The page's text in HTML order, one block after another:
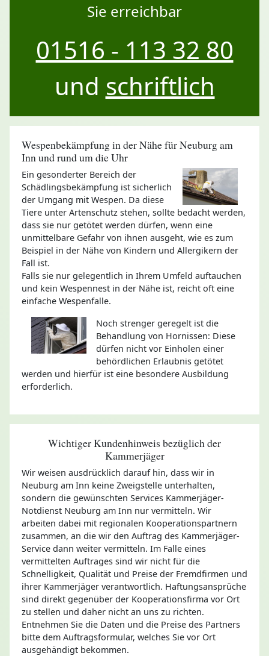
Sie erreichbar
01516 - 113 32 80
und schriftlich
Wespenbekämpfung in der Nähe für Neuburg am
Inn und rund um die Uhr
Ein gesonderter Bereich der
Schädlingsbekämpfung ist sicherlich
der Umgang mit Wespen. Da diese
Tiere unter Artenschutz stehen, sollte bedacht werden,
dass sie nur getötet werden dürfen, wenn eine
unmittelbare Gefahr von ihnen ausgeht, wie es zum
Beispiel in der Nähe von Kindern und Allergikern der
Fall ist.
Falls sie nur gelegentlich in Ihrem Umfeld auftauchen
und kein Wespennest in der Nähe ist, reicht oft eine
einfache Wespenfalle.
Noch strenger geregelt ist die
Behandlung von Hornissen: Diese
dürfen nicht vor Einholen einer
behördlichen Erlaubnis getötet
werden und hierfür ist eine besondere Ausbildung
erforderlich.
Wichtiger Kundenhinweis bezüglich der
Kammerjäger
Wir weisen ausdrücklich darauf hin, dass wir in
Neuburg am Inn keine Zweigstelle unterhalten,
sondern die gewünschten Services Kammerjäger-
Notdienst Neuburg am Inn nur vermitteln. Wir
arbeiten dabei mit regionalen Kooperationspartnern
zusammen, an die wir den Auftrag des Kammerjäger-
Service dann weiter vermitteln. Im Falle eines
vermittelten Auftrages sind wir nicht für die
Schnelligkeit, Qualität und Preise der Fremdfirmen und
ihrer Kammerjäger verantwortlich. Haftungsansprüche
sind direkt gegenüber der Kooperationsfirma vor Ort
zu stellen und daher nicht an uns zu richten.
Entnehmen Sie die Daten und die Preise des Partners
bitte dem Auftragsformular, welches Sie vor Ort
ausgehändigt bekommen.